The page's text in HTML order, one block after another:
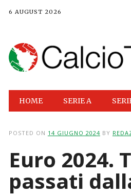
6 AUGUST 2026
Main menu
HOME SERIE A
POSTED ON 14 GIUGNO 2024 BY
Euro
passati